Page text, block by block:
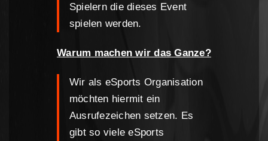
Spielern die dieses Event
spielen werden.
Warum machen wir das Ganze?
Wir als eSports Organisation
möchten hiermit ein
Ausrufezeichen setzen. Es
gibt so viele eSports